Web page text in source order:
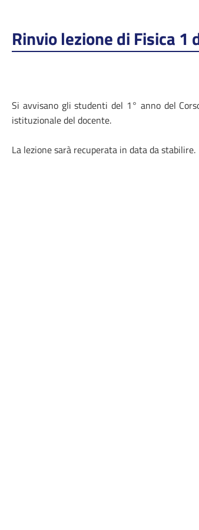
Rinvio lezione di Fisica
Si avvisano gli studenti del 1° anno del
istituzionale del docente.
La lezione sarà recuperata in data da stabilire.